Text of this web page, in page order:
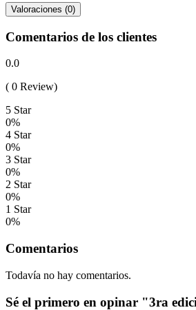
Valoraciones (0)
Comentarios de los clientes
0.0
( 0 Review)
5 Star
0%
4 Star
0%
3 Star
0%
2 Star
0%
1 Star
0%
Comentarios
Todavía no hay comentarios.
Sé el primero en opinar "3ra